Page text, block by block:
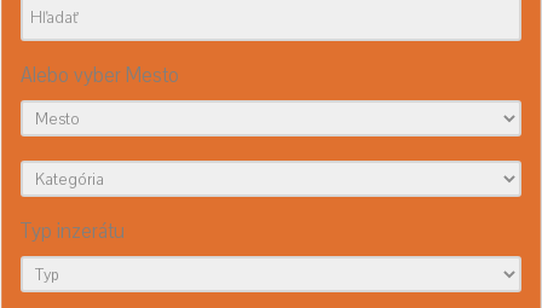
Alebo vyber Mesto
Typ inzerátu